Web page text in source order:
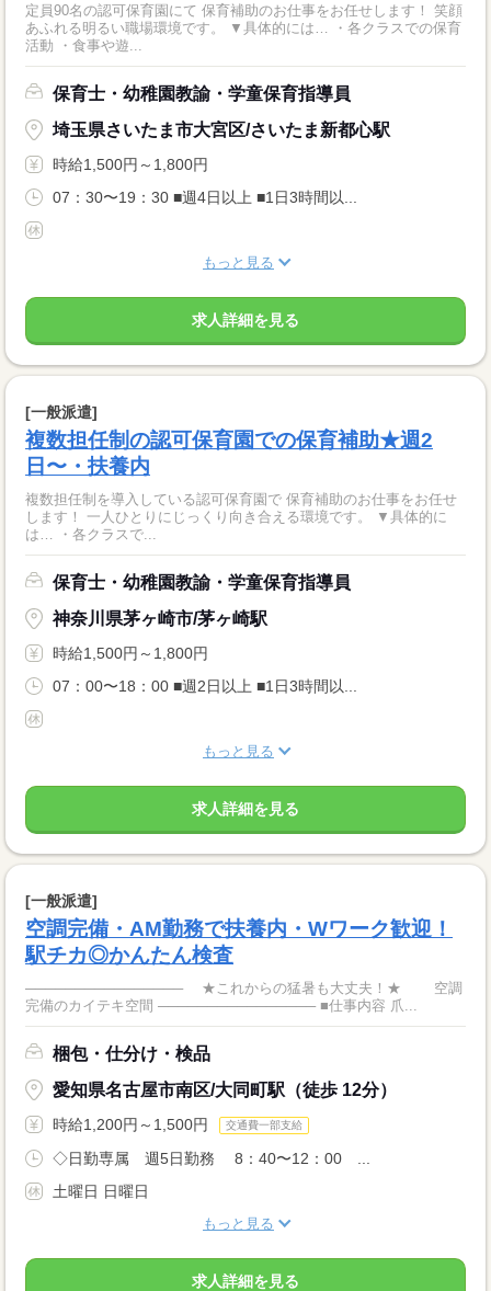
定員90名の認可保育園にて 保育補助のお仕事をお任せします！ 笑顔
あふれる明るい職場環境です。 ▼具体的には… ・各クラスでの保育
活動 ・食事や遊...
保育士・幼稚園教諭・学童保育指導員
埼玉県さいたま市大宮区/さいたま新都心駅
時給1,500円～1,800円
07：30〜19：30 ■週4日以上 ■1日3時間以...
もっと見る
求人詳細を見る
[一般派遣]
複数担任制の認可保育園での保育補助★週2
日〜・扶養内
複数担任制を導入している認可保育園で 保育補助のお仕事をお任せ
します！ 一人ひとりにじっくり向き合える環境です。 ▼具体的に
は… ・各クラスで...
保育士・幼稚園教諭・学童保育指導員
神奈川県茅ヶ崎市/茅ヶ崎駅
時給1,500円～1,800円
07：00〜18：00 ■週2日以上 ■1日3時間以...
もっと見る
求人詳細を見る
[一般派遣]
空調完備・AM勤務で扶養内・Wワーク歓迎！
駅チカ◎かんたん検査
──────────────── ★これからの猛暑も大丈夫！★ 空調
完備のカイテキ空間 ──────────────── ■仕事内容 爪...
梱包・仕分け・検品
愛知県名古屋市南区/大同町駅（徒歩 12分）
時給1,200円～1,500円 交通費一部支給
◇日勤専属 週5日勤務 8：40〜12：00 ...
土曜日 日曜日
もっと見る
求人詳細を見る